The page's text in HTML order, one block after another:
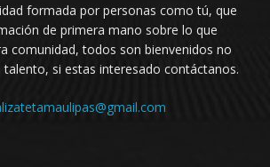
formada por personas como tú, que
de primera mano sobre lo que
comunidad, todos son bienvenidos no
si estas interesado contáctanos.